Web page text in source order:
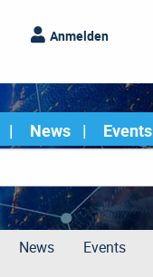
Anmelden
News
Events
News Events